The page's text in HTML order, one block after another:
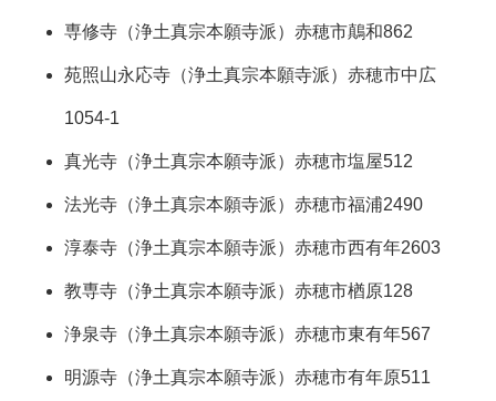
専修寺（浄土真宗本願寺派） 赤穂市鷏和862
苑照山永応寺（浄土真宗本願寺派） 赤穂市中広
1054-1
真光寺（浄土真宗本願寺派） 赤穂市塩屋512
法光寺（浄土真宗本願寺派） 赤穂市福浦2490
淳泰寺（浄土真宗本願寺派） 赤穂市西有年2603
教専寺（浄土真宗本願寺派） 赤穂市楢原128
浄泉寺（浄土真宗本願寺派） 赤穂市東有年567
明源寺（浄土真宗本願寺派） 赤穂市有年原511